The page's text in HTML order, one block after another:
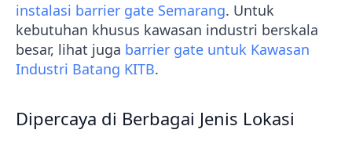
instalasi barrier gate Semarang. Untuk
kebutuhan khusus kawasan industri berskala
besar, lihat juga barrier gate untuk Kawasan
Industri Batang KITB.
Dipercaya di Berbagai Jenis Lokasi